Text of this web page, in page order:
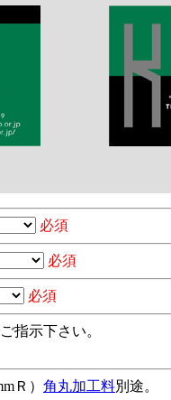
必須
必須
必須
指示下さい。
Ｒ） 角丸加工料別途。